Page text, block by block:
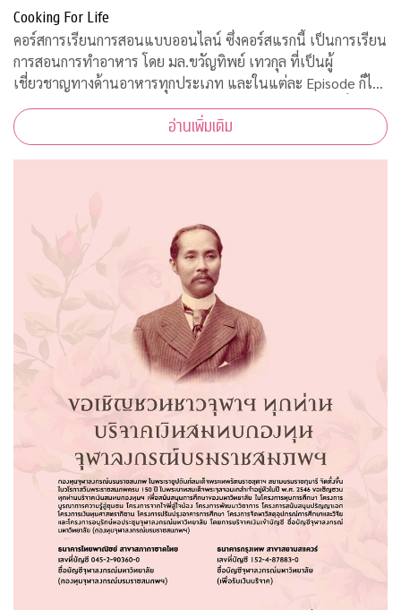
Cooking For Life
คอร์สการเรียนการสอนแบบออนไลน์ ซึ่งคอร์สแรกนี้ เป็นการเรียน
การสอนการทำอาหาร โดย มล.ขวัญทิพย์ เทวกุล ที่เป็นผู้
เชี่ยวชาญทางด้านอาหารทุกประเภท และในแต่ละ Episode ก็ได้
รับความร่วมมือจากคณาจารย์ ผู้ทรงคุณวุฒิ จากคณะต่างๆ ที่มาให้
ความรู้ ตามหลักวิชาการอีกด้วยอ่านเพิ่มเติม